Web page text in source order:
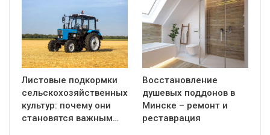
Листовые подкормки
сельскохозяйственных
культур: почему они
становятся важным…
Восстановление
душевых поддонов в
Минске – ремонт и
реставрация